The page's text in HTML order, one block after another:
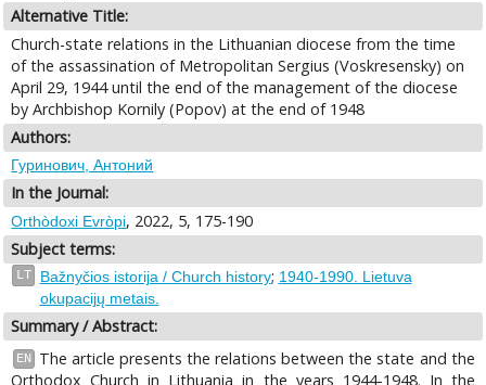
Alternative Title:
Church-state relations in the Lithuanian diocese from the time
of the assassination of Metropolitan Sergius (Voskresensky) on
April 29, 1944 until the end of the management of the diocese
by Archbishop Kornily (Popov) at the end of 1948
Authors:
Гуринович, Антоний
In the Journal:
Orthòdoxi Evròpi, 2022, 5, 175-190
Subject terms:
LT Bažnyčios istorija / Church history; 1940-1990. Lietuva
okupacijų metais.
Summary / Abstract:
EN
The article presents the relations between the state and the
Orthodox Church in Lithuania in the years 1944-1948. In the